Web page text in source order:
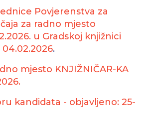
Povjerenstva za
za radno mjesto
u Gradskoj knjižnici
.
mjesto KNJIŽNIČAR-KA
kandidata - objavljeno: 25-